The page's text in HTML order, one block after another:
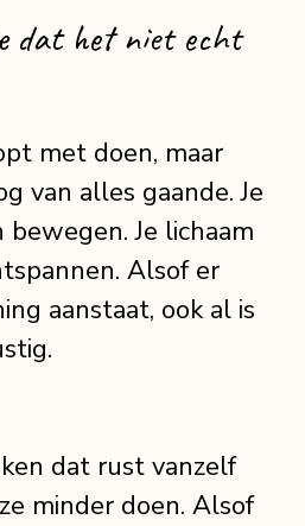
dat het niet echt
met doen, maar
van alles gaande. Je
Je lichaam
Alsof er
aanstaat, ook al is
dat rust vanzelf
minder doen. Alsof